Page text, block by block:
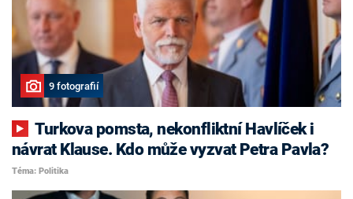
9 fotografií
Turkova pomsta, nekonfliktní Havlíček i
návrat Klause. Kdo může vyzvat Petra Pavla?
Téma: Politika